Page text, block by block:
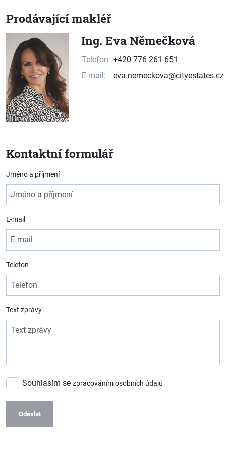
Prodávající makléř
Ing. Eva Němečková
Telefon: +420 776 261 651
E-mail:
eva.nemeckova@cityestates.cz
Kontaktní formulář
Jméno a příjmení
E-mail
Telefon
Text zprávy
Souhlasím se zpracováním osobních údajů
Odeslat